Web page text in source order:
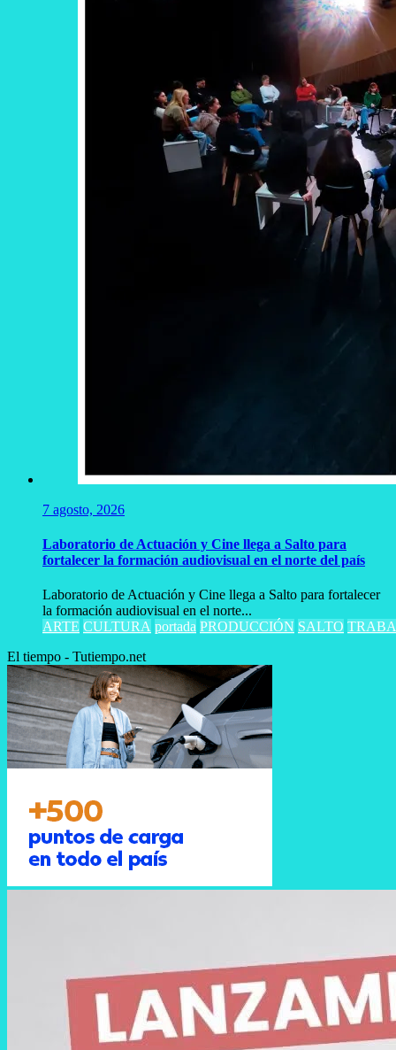
7 agosto, 2026
Laboratorio de Actuación y Cine llega a Salto para
fortalecer la formación audiovisual en el norte del país
Laboratorio de Actuación y Cine llega a Salto para fortalecer
la formación audiovisual en el norte...
ARTE CULTURA portada PRODUCCIÓN SALTO
El tiempo - Tutiempo.net